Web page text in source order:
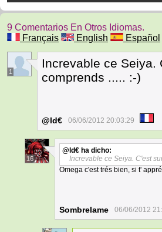
9 Comentarios En Otros Idiomas.
Français
English Español
1
Increvable ce Seiya.
comprends ..... :-)
@ld€ 06/06/2012 20:03:29
16
@ld€ ha dicho:
Increvable ce Seiya. C'est
Omega c'est trés bien, si t'
Sombrelame 06/06/2012